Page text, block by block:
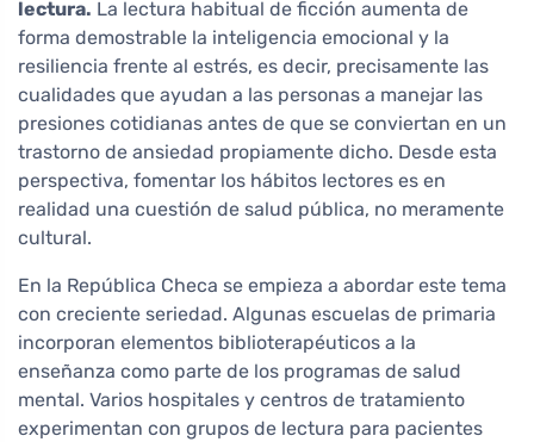
lectura. La lectura habitual de ficción aumenta de
forma demostrable la inteligencia emocional y la
resiliencia frente al estrés, es decir, precisamente las
cualidades que ayudan a las personas a manejar las
presiones cotidianas antes de que se conviertan en un
trastorno de ansiedad propiamente dicho. Desde esta
perspectiva, fomentar los hábitos lectores es en
realidad una cuestión de salud pública, no meramente
cultural.
En la República Checa se empieza a abordar este tema
con creciente seriedad. Algunas escuelas de primaria
incorporan elementos biblioterapéuticos a la
enseñanza como parte de los programas de salud
mental. Varios hospitales y centros de tratamiento
experimentan con grupos de lectura para pacientes